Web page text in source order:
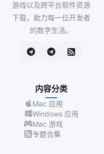
游戏以及跨平台软件资源
下载，助力每一位开发者
的数字生活。
内容分类
Mac 应用
Windows 应用
Mac 游戏
专题合集